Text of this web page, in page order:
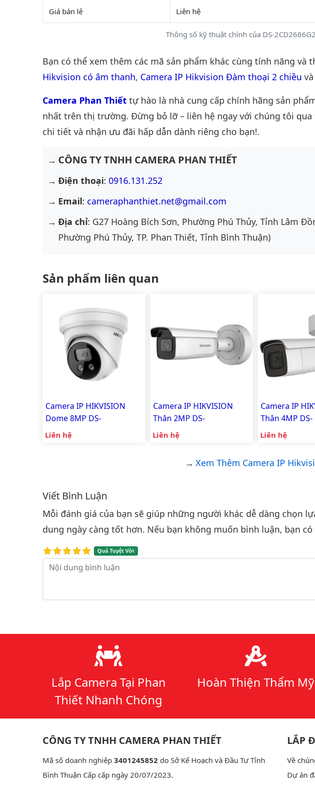
Thông số kỹ thuật chính của DS-
Giá bán lẻ Liên hệ
Bạn có thể xem thêm các mã sản phẩm khác cùng tính năng và
Hikvision có âm thanh, Camera IP Hikvision Đàm thoại 2 chiều và
Camera Phan Thiết tự hào là nhà cung cấp chính hãng sản
nhất trên thị trường. Đừng bỏ lỡ – liên hệ ngay với chúng tôi
chi tiết và nhận ưu đãi hấp dẫn dành riêng cho bạn!.
CÔNG TY TNHH CAMERA PHAN THIẾT
Điện thoại: 0916.131.252
Email: cameraphanthiet.net@gmail.com
Địa chỉ: G27 Hoàng Bích Sơn, Phường Phú Thủy, Tỉnh Lâm
Phường Phú Thủy, TP. Phan Thiết, Tỉnh Bình Thuận)
Sản phẩm liên quan
Camera IP HIKVISION
Dome 8MP DS-
2CD2386G2-ISU/SL
Liên hệ
Camera IP HIKVISION
Thân 2MP DS-
2CD2626G2-IZSU/SL
Liên hệ
Camera IP
Thân 4MP DS-
2CD2646G2-
Liên hệ
Xem Thêm Camera IP
Bình luận & Đánh giá
Viết Bình Luận
Mỗi đánh giá của bạn sẽ giúp những người khác dễ dàng chọn
dung ngày càng tốt hơn. Nếu bạn không muốn bình luận, bạn
Quá Tuyệt Vời
Nội dung bình luận
Lý do chọn chúng tôi
Lắp Camera Tại Phan
Thiết Nhanh Chóng
Hoàn Thiện Thẩm Mỹ
CÔNG TY TNHH CAMERA PHAN THIẾT
Mã số doanh nghiệp 3401245852 do Sở Kế Hoạch và Đầu Tư Tỉnh
Bình Thuận Cấp cấp ngày 20/07/2023.
LẮP
Về
Dự án